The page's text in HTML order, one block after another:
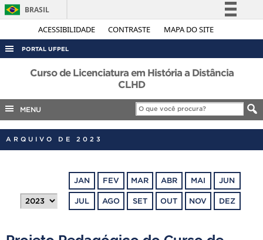
ACESSIBILIDADE CONTRASTE MAPA DO SITE
BRASIL
Simplifique!
Legislação
Canais
PORTAL UFPEL
ACESSO À INFORMAÇÃO
COBALTO
CONCURSOS
PORTARIAS
Curso de Licenciatura em História a Distância
CLHD
MENU
ARQUIVO DE 2023
JAN FEV MAR ABR MAI JUN
JUL AGO SET OUT NOV DEZ